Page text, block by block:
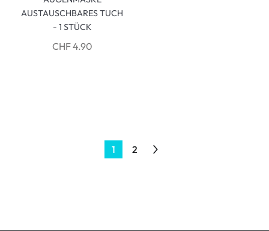
AUSTAUSCHBARES TUCH
- 1 STÜCK
CHF 4.90
1 2